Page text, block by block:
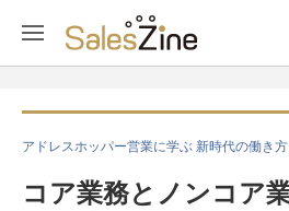
アドレスホッパー営業に学ぶ 新時代の働き方
コア業務とノンコア